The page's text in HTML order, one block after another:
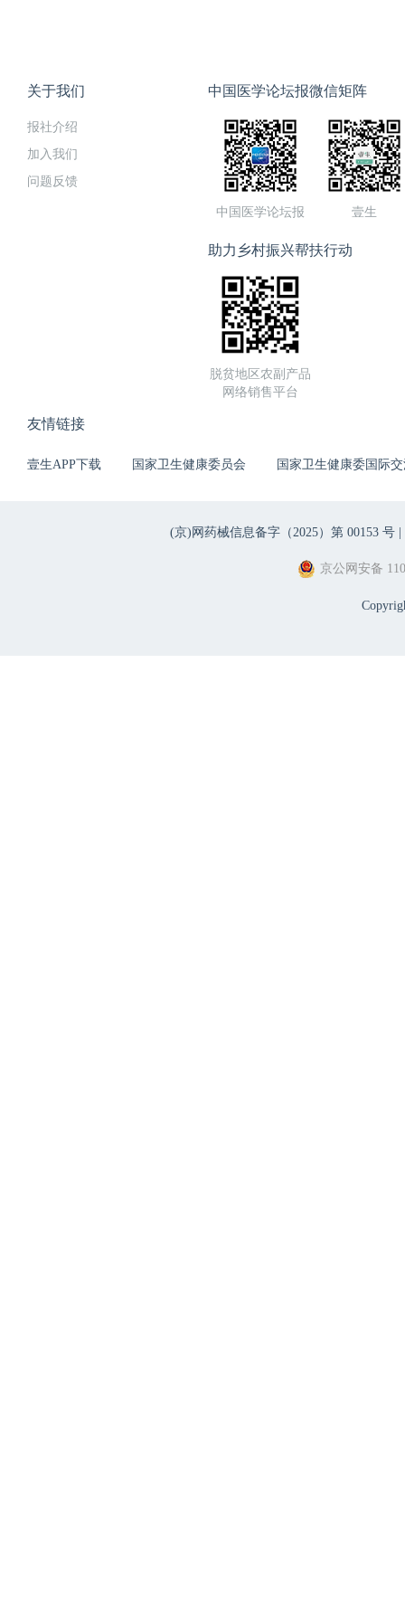
关于我们
报社介绍
加入我们
问题反馈
中国医学论坛报微信矩阵
中国医学论坛报 壹生
助力乡村振兴帮扶行动
脱贫地区农副产品
网络销售平台
友情链接
壹生APP下载 国家卫生健康委员会 国家卫生健康委国际
(京)网药械信息备字（2025）第 00153 号 |
京公网安备